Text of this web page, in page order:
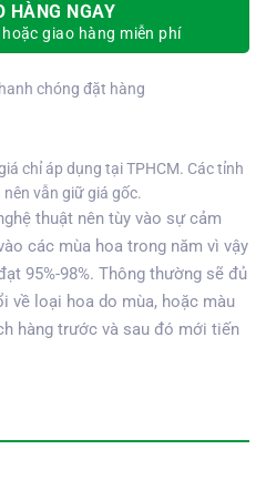
HÀNG NGAY
giao hàng miễn phí
chóng đặt hàng
chỉ áp dụng tại TPHCM. Các tỉnh
vẫn giữ giá gốc.
thuật nên tùy vào sự cảm
các mùa hoa trong năm vì vậy
95%-98%. Thông thường sẽ đủ
về loại hoa do mùa, hoặc màu
hàng trước và sau đó mới tiến